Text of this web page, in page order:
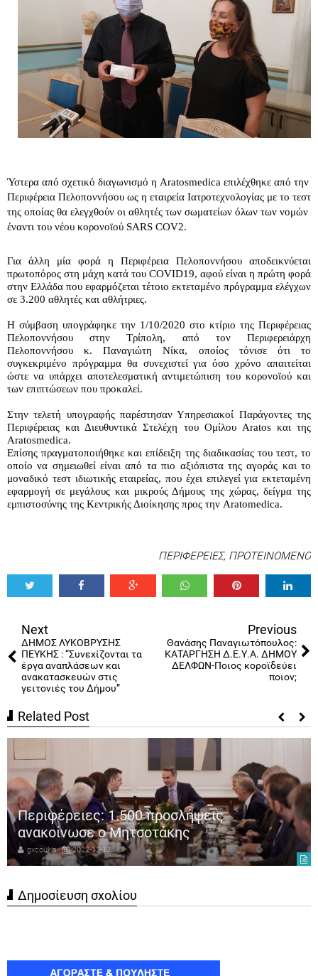
Ύστερα από σχετικό διαγωνισμό η Aratosmedica επιλέχθηκε από την
Περιφέρεια Πελοποννήσου ως η εταιρεία Ιατροτεχνολογίας με το τεστ
της οποίας θα ελεγχθούν οι αθλητές των σωματείων όλων των νομών
έναντι του νέου κορονοϊού SARS COV2.
Για άλλη μία φορά η Περιφέρεια Πελοποννήσου αποδεικνύεται
πρωτοπόρος στη μάχη κατά του COVID19, αφού είναι η πρώτη φορά
στην Ελλάδα που εφαρμόζεται τέτοιο εκτεταμένο πρόγραμμα ελέγχων
σε 3.200 αθλητές και αθλήτριες.
Η σύμβαση υπογράφηκε την 1/10/2020 στο κτίριο της Περιφέρειας
Πελοποννήσου στην Τρίπολη, από τον Περιφερειάρχη
Πελοποννήσου κ. Παναγιώτη Νίκα, οποίος τόνισε ότι το
συγκεκριμένο πρόγραμμα θα συνεχιστεί για όσο χρόνο απαιτείται
ώστε να υπάρχει αποτελεσματική αντιμετώπιση του κορονοϊού και
των επιπτώσεων που προκαλεί.
Στην τελετή υπογραφής παρέστησαν Υπηρεσιακοί Παράγοντες της
Περιφέρειας και Διευθυντικά Στελέχη του Ομίλου Aratos και της
Aratosmedica.
Επίσης πραγματοποιήθηκε και επίδειξη της διαδικασίας του τεστ, το
οποίο να σημειωθεί είναι από τα πιο αξιόπιστα της αγοράς και το
μοναδικό τεστ ιδιωτικής εταιρείας, που έχει επιλεγεί για εκτεταμένη
εφαρμογή σε μεγάλους και μικρούς Δήμους της χώρας, δείγμα της
εμπιστοσύνης της Κεντρικής Διοίκησης προς την Aratomedica.
ΠΕΡΙΦΕΡΕΙΕΣ, ΠΡΟΤΕΙΝΟΜΕΝΟ
Next
ΔΗΜΟΣ ΛΥΚΟΒΡΥΣΗΣ
ΠΕΥΚΗΣ : “Συνεχίζονται τα
έργα αναπλάσεων και
ανακατασκευών στις
γειτονιές του Δήμου”
Previous
Θανάσης Παναγιωτόπουλος:
ΚΑΤΑΡΓΗΣΗ Δ.Ε.Υ.Α. ΔΗΜΟΥ
ΔΕΛΦΩΝ-Ποιος κοροϊδεύει
ποιον;
Related Post
Περιφέρειες: 1.500 προσλήψεις
ανακοίνωσε ο Μητσοτάκης
gxcoukis 2022-12-13
Δημοσίευση σχολίου